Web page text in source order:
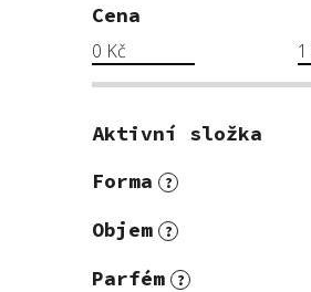
Cena
0 Kč 1
Aktivní složka
Forma
?
Objem ?
Parfém ?